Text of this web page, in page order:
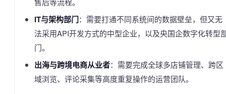
IT与架构部门：需要打通不同系统间的数据壁垒，但又无
法采用API开发方式的中型企业，以及央国企数字化转型
门。
出海与跨境电商从业者：需要完成全球多店铺管理、跨区
域浏览、评论采集等高度重复操作的运营团队。